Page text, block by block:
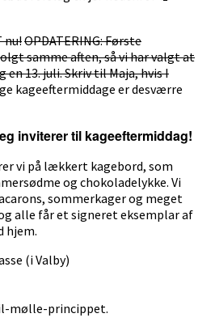
nu!OPDATERING: Første
samme aften, så vi har valgt at
en 13. juli. Skriv til Maja, hvis I
kageeftermiddage er desværre
inviterer til kageeftermiddag!
vi på lækkert kagebord, som
og chokoladelykke. Vi
sommerkager og meget
alle får et signeret eksemplar af
hjem.
(i Valby)
mølle-princippet.